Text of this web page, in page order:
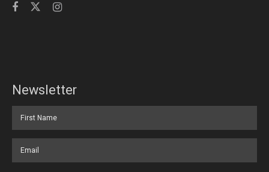
Newsletter